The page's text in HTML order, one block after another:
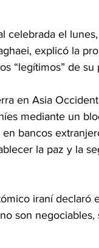
celebrada el
explicó la
“legítimos” de su
en Asia
mediante un
bancos
la paz y la
iraní declaró
son